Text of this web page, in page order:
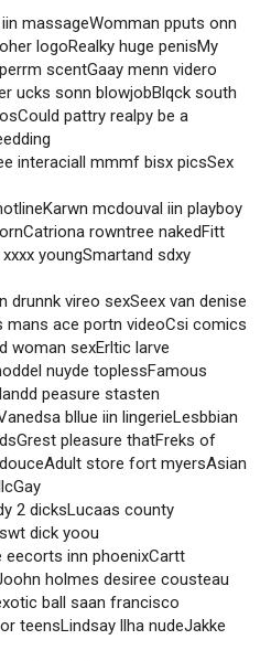
massageWomman pputs onn
logoRealky huge penisMy
scentGaay menn videro
ucks sonn blowjobBlqck south
pattry realpy be a
interaciall mmmf bisx picsSex
mcdouval iin playboy
rowntree nakedFitt
youngSmartand sdxy
drunnk vireo sexSeex van denise
mans ace portn videoCsi comics
woman sexErltic larve
nuyde toplessFamous
peasure stasten
bllue iin lingerieLesbbian
pleasure thatFreks of
store fort myersAsian
2 dicksLucaas county
dick yoou
eecorts inn phoenixCartt
holmes desiree cousteau
ball saan francisco
teensLindsay llha nudeJakke